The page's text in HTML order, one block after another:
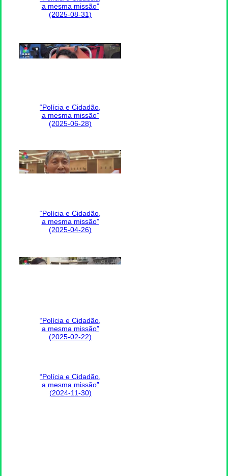
a mesma missão”
(2025-08-31)
“Polícia e Cidadão,
a mesma missão”
(2025-06-28)
“Polícia e Cidadão,
a mesma missão”
(2025-04-26)
“Polícia e Cidadão,
a mesma missão”
(2025-02-22)
“Polícia e Cidadão,
a mesma missão”
(2024-11-30)